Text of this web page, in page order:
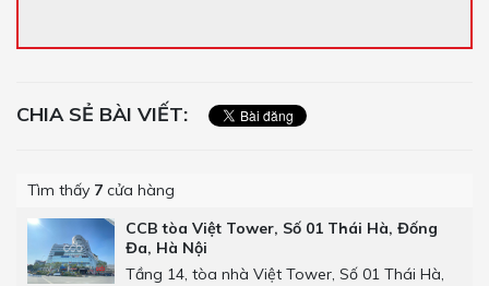
CHIA SẺ BÀI VIẾT:
Tìm thấy 7 cửa hàng
CCB tòa Việt Tower, Số 01 Thái Hà, Đống
Đa, Hà Nội
Tầng 14, tòa nhà Việt Tower, Số 01 Thái Hà,